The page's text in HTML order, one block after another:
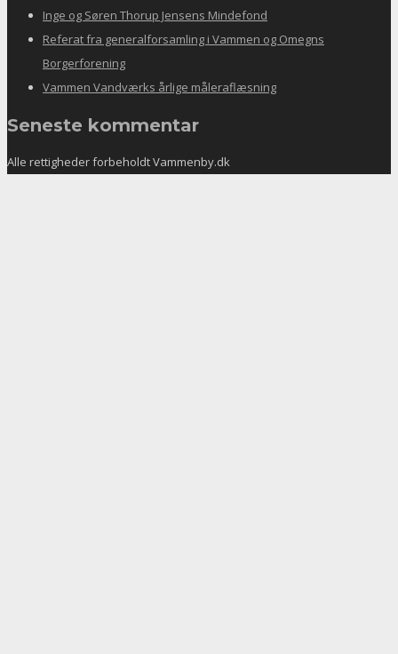
Inge og Søren Thorup Jensens Mindefond
Referat fra generalforsamling i Vammen og Omegns
Borgerforening
Vammen Vandværks årlige måleraflæsning
Seneste kommentar
Alle rettigheder forbeholdt Vammenby.dk